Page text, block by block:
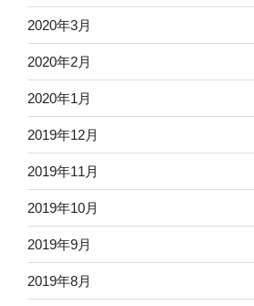
2020年3月
2020年2月
2020年1月
2019年12月
2019年11月
2019年10月
2019年9月
2019年8月